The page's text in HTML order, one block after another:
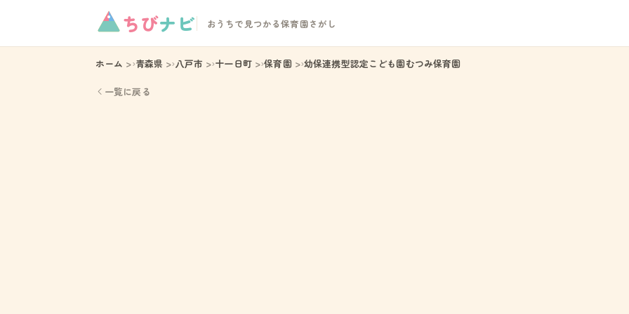
ちびナビ おうちで見つかる保育園さがし
ホーム 青森県 八戸市 十一日町 保育園 幼保連携型認定こども園むつみ保育園
一覧に戻る